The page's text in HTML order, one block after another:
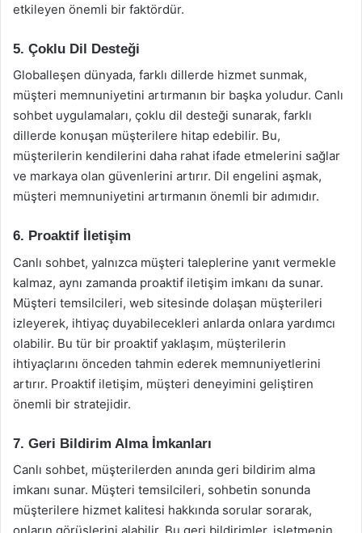
etkileyen önemli bir faktördür.
5. Çoklu Dil Desteği
Globalleşen dünyada, farklı dillerde hizmet sunmak,
müşteri memnuniyetini artırmanın bir başka yoludur. Canlı
sohbet uygulamaları, çoklu dil desteği sunarak, farklı
dillerde konuşan müşterilere hitap edebilir. Bu,
müşterilerin kendilerini daha rahat ifade etmelerini sağlar
ve markaya olan güvenlerini artırır. Dil engelini aşmak,
müşteri memnuniyetini artırmanın önemli bir adımıdır.
6. Proaktif İletişim
Canlı sohbet, yalnızca müşteri taleplerine yanıt vermekle
kalmaz, aynı zamanda proaktif iletişim imkanı da sunar.
Müşteri temsilcileri, web sitesinde dolaşan müşterileri
izleyerek, ihtiyaç duyabilecekleri anlarda onlara yardımcı
olabilir. Bu tür bir proaktif yaklaşım, müşterilerin
ihtiyaçlarını önceden tahmin ederek memnuniyetlerini
artırır. Proaktif iletişim, müşteri deneyimini geliştiren
önemli bir stratejidir.
7. Geri Bildirim Alma İmkanları
Canlı sohbet, müşterilerden anında geri bildirim alma
imkanı sunar. Müşteri temsilcileri, sohbetin sonunda
müşterilere hizmet kalitesi hakkında sorular sorarak,